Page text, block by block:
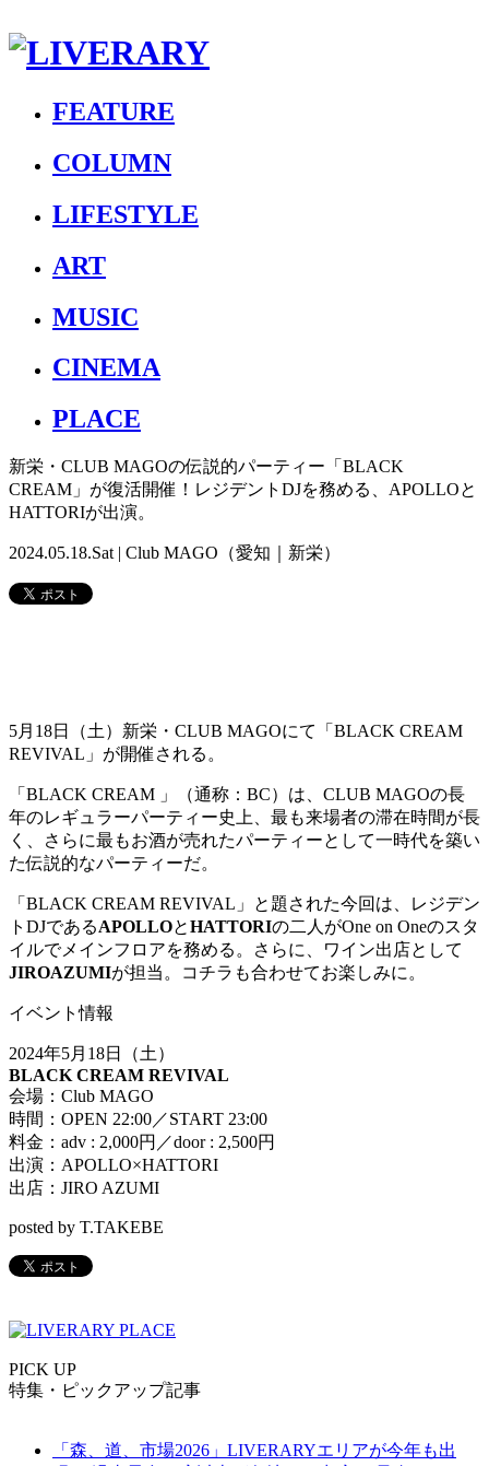
FEATURE
COLUMN
LIFESTYLE
ART
MUSIC
CINEMA
PLACE
新栄・CLUB MAGOの伝説的パーティー「BLACK
CREAM」が復活開催！レジデントDJを務める、APOLLOと
HATTORIが出演。
2024.05.18.Sat | Club MAGO（愛知｜新栄）
5月18日（土）新栄・CLUB MAGOにて「BLACK CREAM
REVIVAL」が開催される。
「BLACK CREAM 」（通称：BC）は、CLUB MAGOの長
年のレギュラーパーティー史上、最も来場者の滞在時間が長
く、さらに最もお酒が売れたパーティーとして一時代を築い
た伝説的なパーティーだ。
「BLACK CREAM REVIVAL」と題された今回は、レジデン
トDJであるAPOLLOとHATTORIの二人がOne on Oneのスタ
イルでメインフロアを務める。さらに、ワイン出店として
JIROAZUMIが担当。コチラも合わせてお楽しみに。
イベント情報
2024年5月18日（土）
BLACK CREAM REVIVAL
会場：Club MAGO
時間：OPEN 22:00／START 23:00
料金：adv : 2,000円／door : 2,500円
出演：APOLLO×HATTORI
出店：JIRO AZUMI
posted by T.TAKEBE
PICK UP
特集・ピックアップ記事
「森、道、市場2026」LIVERARYエリアが今年も出